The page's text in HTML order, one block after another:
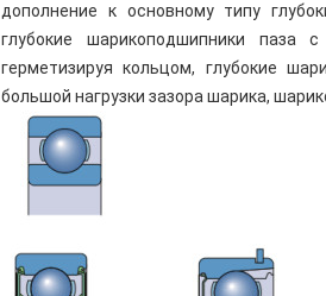
дополнение к основному типу
глубокие шарикоподшипники паза
герметизируя кольцом, глубокие
большой нагрузки зазора шарика,